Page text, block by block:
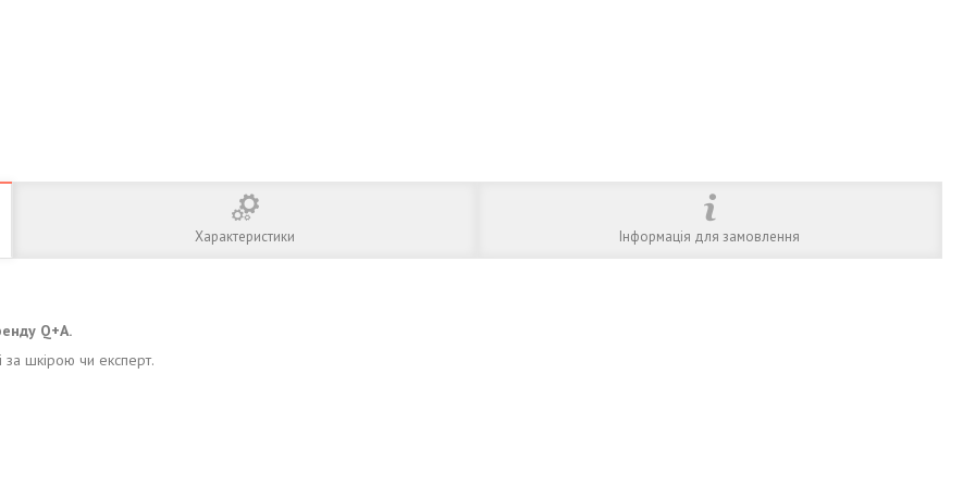
Характеристики Інформація для замовлення
Q+A.
за шкірою чи експерт.